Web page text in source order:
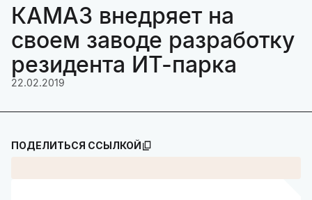
КАМАЗ внедряет на
своем заводе разработку
резидента ИТ-парка
22.02.2019
ПОДЕЛИТЬСЯ ССЫЛКОЙ